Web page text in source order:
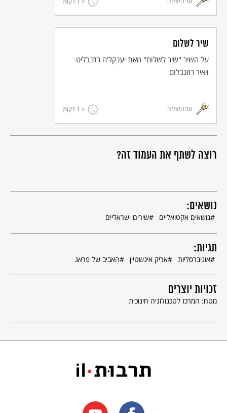
רוצה לשתף את העמוד זה?
שיר לשלום
על השיר "שיר לשלום" מאת יענקל'ה רוזנבליט
ויאיר רוזנבלום
על היצירה < 1 דקות
נושאים:
נושאים אקטואליים שירים ישראליים
תגיות:
אוניברסליות אריק אינשטיין האביב של פראג
זכויות יוצרים
מטח: המרכז לטכנולוגיה חינוכית